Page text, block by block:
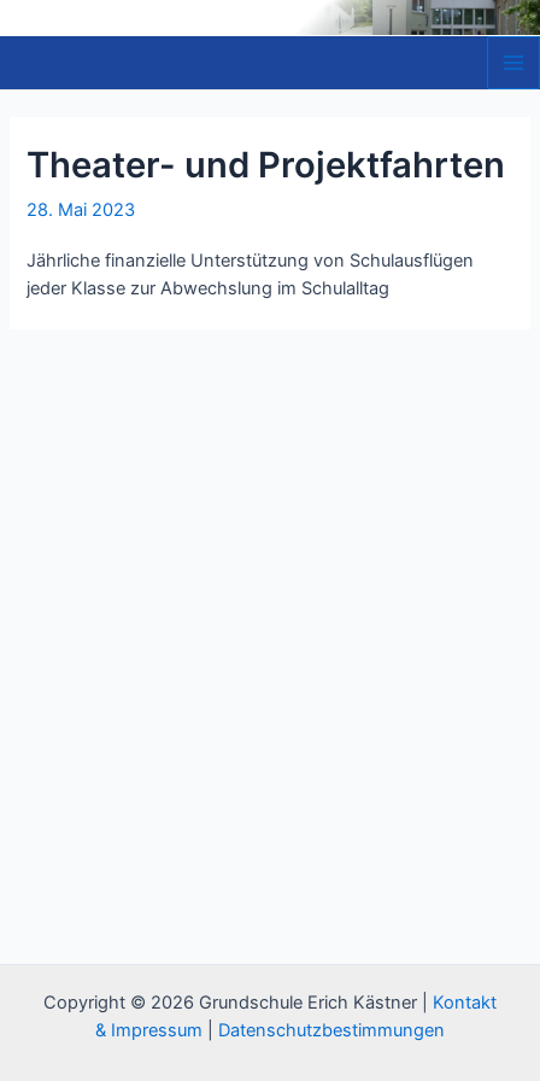
Inhalt
Theater- und Projektfahrten
28. Mai 2023
Jährliche finanzielle Unterstützung von Schulausflügen
jeder Klasse zur Abwechslung im Schulalltag
Copyright © 2026 Grundschule Erich Kästner | Kontakt
& Impressum
Datenschutzbestimmungen